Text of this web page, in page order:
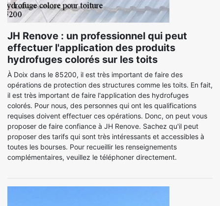
JH Renove : un professionnel qui peut
effectuer l'application des produits
hydrofuges colorés sur les toits
À Doix dans le 85200, il est très important de faire des
opérations de protection des structures comme les toits. En fait,
il est très important de faire l'application des hydrofuges
colorés. Pour nous, des personnes qui ont les qualifications
requises doivent effectuer ces opérations. Donc, on peut vous
proposer de faire confiance à JH Renove. Sachez qu'il peut
proposer des tarifs qui sont très intéressants et accessibles à
toutes les bourses. Pour recueillir les renseignements
complémentaires, veuillez le téléphoner directement.